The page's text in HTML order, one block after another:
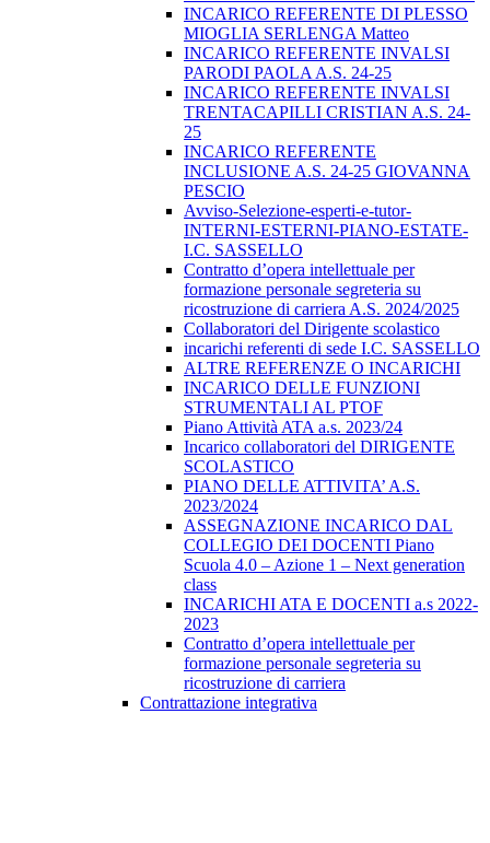
INCARICO REFERENTE DI PLESSO
MIOGLIA SERLENGA Matteo
INCARICO REFERENTE INVALSI
PARODI PAOLA A.S. 24-25
INCARICO REFERENTE INVALSI
TRENTACAPILLI CRISTIAN A.S. 24-
25
INCARICO REFERENTE
INCLUSIONE A.S. 24-25 GIOVANNA
PESCIO
Avviso-Selezione-esperti-e-tutor-
INTERNI-ESTERNI-PIANO-ESTATE-
I.C. SASSELLO
Contratto d’opera intellettuale per
formazione personale segreteria su
ricostruzione di carriera A.S. 2024/2025
Collaboratori del Dirigente scolastico
incarichi referenti di sede I.C. SASSELLO
ALTRE REFERENZE O INCARICHI
INCARICO DELLE FUNZIONI
STRUMENTALI AL PTOF
Piano Attività ATA a.s. 2023/24
Incarico collaboratori del DIRIGENTE
SCOLASTICO
PIANO DELLE ATTIVITA’ A.S.
2023/2024
ASSEGNAZIONE INCARICO DAL
COLLEGIO DEI DOCENTI Piano
Scuola 4.0 – Azione 1 – Next generation
class
INCARICHI ATA E DOCENTI a.s 2022-
2023
Contratto d’opera intellettuale per
formazione personale segreteria su
ricostruzione di carriera
Contrattazione integrativa